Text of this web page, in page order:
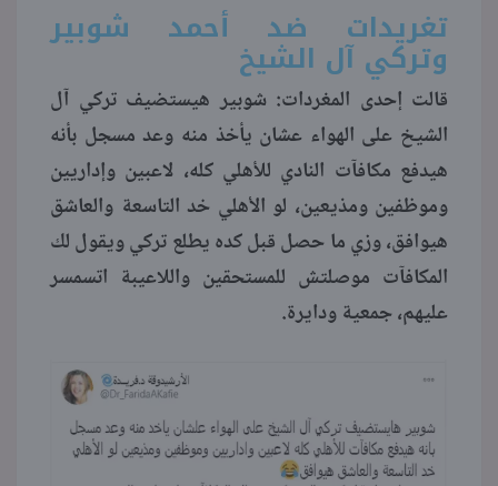
تغريدات ضد أحمد شوبير
وتركي آل الشيخ
قالت إحدى المغردات: شوبير هيستضيف تركي آل
الشيخ على الهواء عشان يأخذ منه وعد مسجل بأنه
هيدفع مكافآت النادي للأهلي كله، لاعبين وإداريين
وموظفين ومذيعين، لو الأهلي خد التاسعة والعاشق
هيوافق، وزي ما حصل قبل كده يطلع تركي ويقول لك
المكافآت موصلتش للمستحقين واللاعيبة اتسمسر
عليهم، جمعية ودايرة.